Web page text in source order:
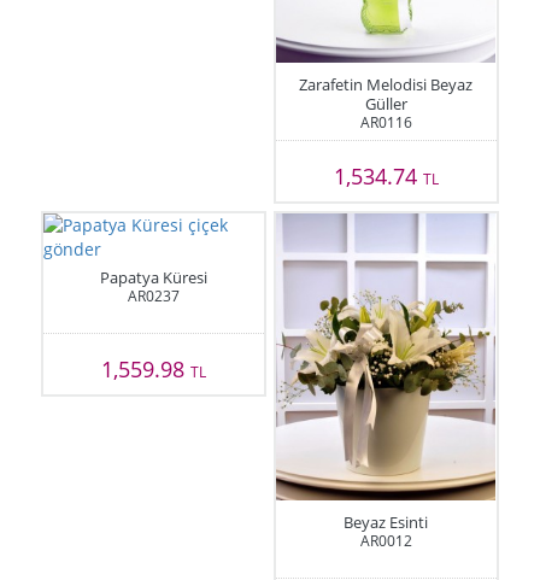
Zarafetin Melodisi Beyaz
Güller
AR0116
1,534.74 TL
Papatya Küresi
AR0237
1,559.98TL
Beyaz Esinti
AR0012